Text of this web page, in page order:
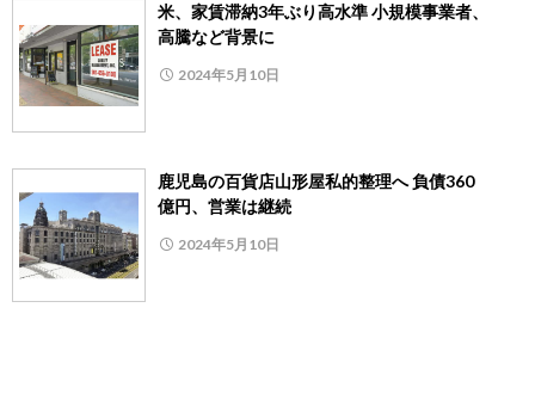
米、家賃滞納3年ぶり高水準 小規模事業者、
高騰など背景に
2024年5月10日
鹿児島の百貨店山形屋私的整理へ 負債360
億円、営業は継続
2024年5月10日